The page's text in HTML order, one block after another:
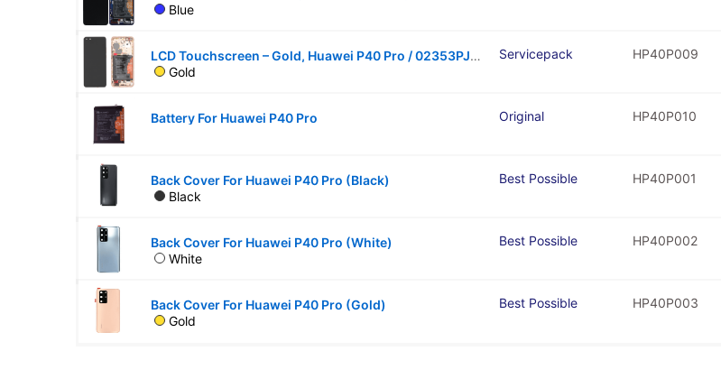
Blue
LCD Touchscreen – Gold, Huawei P40 Pro / 02353PJL (Service Pack)
Gold
Servicepack HP40P009
Battery For Huawei P40 Pro Original HP40P010
Back Cover For Huawei P40 Pro (Black)
Black
Best Possible HP40P001
Back Cover For Huawei P40 Pro (White)
White
Best Possible HP40P002
Back Cover For Huawei P40 Pro (Gold)
Gold
Best Possible HP40P003